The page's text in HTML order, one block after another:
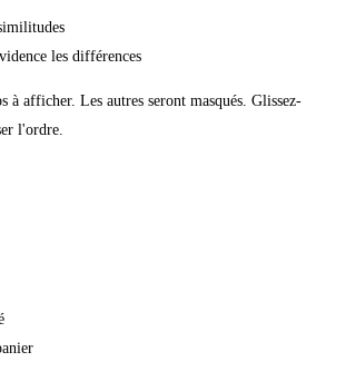
les différences
à afficher. Les autres seront masqués. Glissez-
l'ordre.